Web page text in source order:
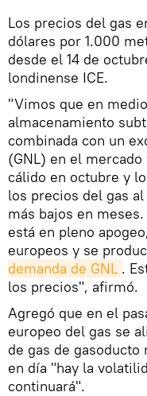
Los precios del gas
dólares por 1.000
desde el 14 de
londinense ICE.
"Vimos que en
almacenamiento
combinada con un
(GNL) en el
cálido en octubre y
los precios del gas
más bajos en
está en pleno
europeos y se
demanda de GNL .
los precios", afirmó.
Agregó que en el
europeo del gas se
de gas de
en día "hay la
continuará".